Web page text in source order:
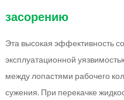
засорению
Эта высокая эффективность
эксплуатационной
между лопастями рабочего
сужения. При перекачке